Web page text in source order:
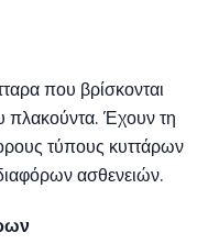
που βρίσκονται
πλακούντα. Έχουν τη
τύπους κυττάρων
ασθενειών.